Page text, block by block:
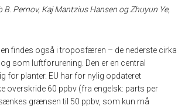
Pernov, Kaj Mantzius Hansen og Zhuyun Ye,
findes også i troposfæren – de nederste cirka
som luftforurening. Den er en central
for planter. EU har for nylig opdateret
overskride 60 ppbv (fra engelsk: parts per
grænsen til 50 ppbv, som kun må